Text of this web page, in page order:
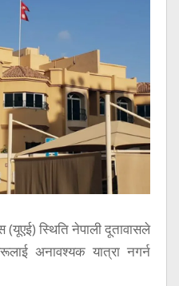
स्थिति नेपाली दूतावासले
अनावश्यक यात्रा नगर्न